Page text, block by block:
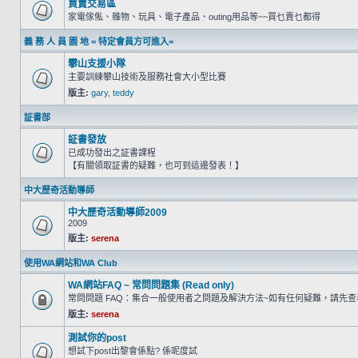
買賣交易區
家電傢俬、雜物、玩具、電子產品、outing用品等~~買乜賣乜都得
義 務 人 員 園 地 = 特定會員方可進入=
攀山支援小隊
主要訓練攀山技術及服務社會大小型比賽
版主: gary, teddy
証書部
証書發放
已成功發出之証書課程
【有關領取証書的疑難，也可到這邊發表！】
中大歷奇活動導師
中大歷奇活動導師2009
2009
版主: serena
使用WA網站和WA Club
WA網站FAQ ~ 常問問題集 (Read only)
常問問題 FAQ：集合一般使用者之問題及解決方法~如有任何疑難，請先查
版主: serena
測試你的post
想試下post出黎會係點? 係呢度試